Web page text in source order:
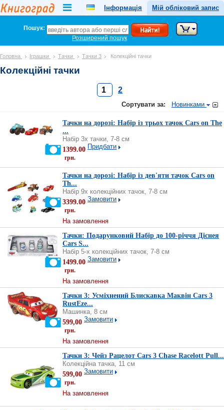
Інформація Мій обліковий запис
Пошук:
Розширений пошук
Головна Іграшки Тачки Тачки 3 Колекційні тачки
Колекційні тачки
1 2
Сортувати за: Новинками
Тачки на дорозі: Набір із трьох тачок Cars on The
...
Набір 3х тачки, 7-8 см
1399.00
грн.
Придбати
Тачки на дорозі: Набір із дев'яти тачок Cars on
Th...
Набір 9х колекційних тачок, 7-8 см
3399.00
грн.
Замовити
На замовлення
Тачки: Подарунковий Набір до 100-річчя Діснея
Cars S...
Набір 5-х колекційних тачок, 7-8 см
1499.00
грн.
Замовити
На замовлення
Тачки 3: Усміхнений Блискавка Маквін Cars 3
RustEze...
Машинка, 8 см
599,00
грн.
Замовити
На замовлення
Тачки 3: Чейз Рацелот Cars 3 Chase Racelott Pull...
Колекційна тачка, 11 см
599,00
грн.
Замовити
На замовлення